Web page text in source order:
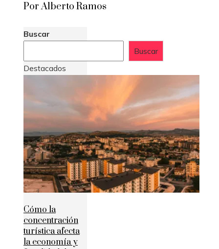
Por Alberto Ramos
Buscar
Buscar
Destacados
Cómo la
concentración
turística afecta
la economía y